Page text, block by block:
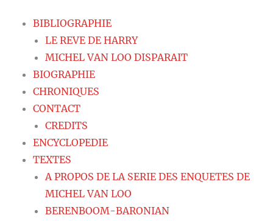
BIBLIOGRAPHIE
LE REVE DE HARRY
MICHEL VAN LOO DISPARAIT
BIOGRAPHIE
CHRONIQUES
CONTACT
CREDITS
ENCYCLOPEDIE
TEXTES
A PROPOS DE LA SERIE DES ENQUETES DE
MICHEL VAN LOO
BERENBOOM-BARONIAN